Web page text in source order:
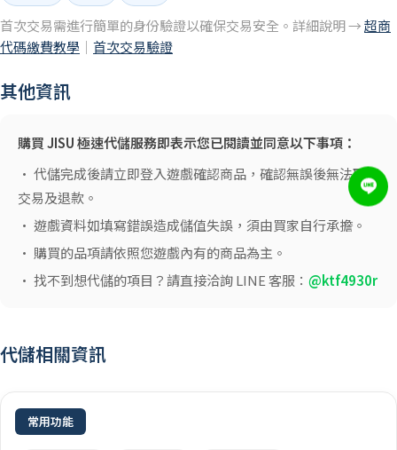
首次交易需進行簡單的身份驗證以確保交易安全。詳細說明 →超商
代碼繳費教學 ｜ 首次交易驗證
其他資訊
購買 JISU 極速代儲服務即表示您已閱讀並同意以下事項：
• 代儲完成後請立即登入遊戲確認商品，確認無誤後無法取消
交易及退款。
• 遊戲資料如填寫錯誤造成儲值失誤，須由買家自行承擔。
• 購買的品項請依照您遊戲內有的商品為主。
• 找不到想代儲的項目？請直接洽詢 LINE 客服： @ktf4930r
代儲相關資訊
常用功能